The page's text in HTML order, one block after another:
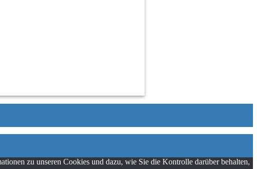
zu unseren Cookies und dazu, wie Sie die Kontrolle darüber behalten,